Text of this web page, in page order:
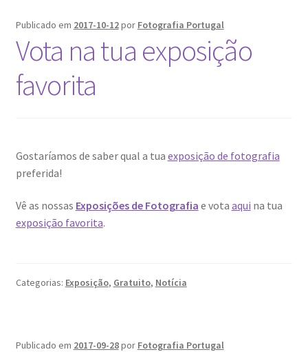
Publicado em 2017-10-12por Fotografia Portugal
Vota na tua exposição
favorita
Gostaríamos de saber qual a tua exposição de fotografia
preferida!
Vê as nossas Exposições de Fotografia e vota aqui na tua
exposição favorita.
Categorias: Exposição, Gratuito, Notícia
Publicado em 2017-09-28por Fotografia Portugal